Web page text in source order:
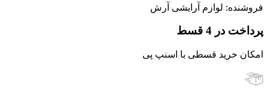
فروشنده: لوازم آرایشی آرش
پرداخت در 4 قسط
امکان خرید قسطی با اسنپ پی